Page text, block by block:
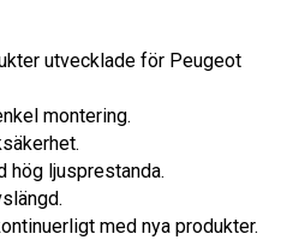
utvecklade för Peugeot
montering.
hög ljusprestanda.
med nya produkter.